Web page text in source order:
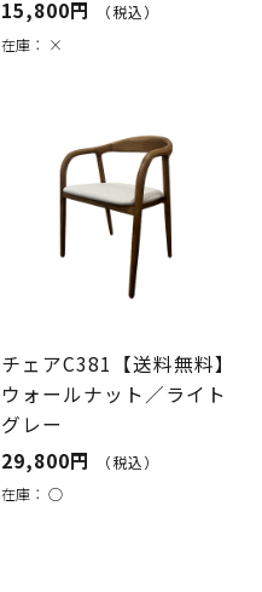
15,800円
（税込）
在庫： ×
チェアC381【送料無料】
ウォールナット／ライト
グレー
29,800円
（税込）
在庫：○